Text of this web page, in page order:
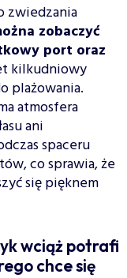
zwiedzania
zobaczyć
port oraz
kilkudniowy
plażowania.
atmosfera
ani
spaceru
co sprawia, że
się pięknem
wciąż potrafi
chce się